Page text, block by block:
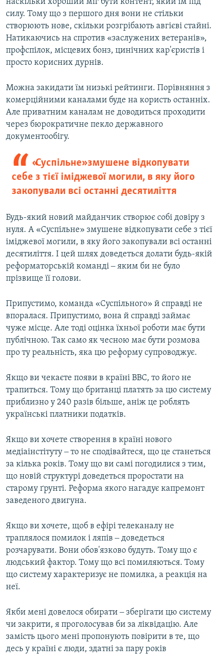
наскільки хороший міг бути контент, який їм під
силу. Тому що з першого дня вони не стільки
створюють нове, скільки розгрібають авгієві стайні.
Натикаючись на спротив «заслужених ветеранів»,
профспілок, місцевих бонз, цинічних кар'єристів і
просто корисних дурнів.
Можна закидати їм низькі рейтинги. Порівняння з
комерційними каналами буде на користь останніх.
Але приватним каналам не доводиться проходити
через бюрократичне пекло державного
документообігу.
«Суспiльне» змушене відкопувати
себе з тієї іміджевої могили, в яку його
закопували всі останні десятиліття
Будь-який новий майданчик створює собі довіру з
нуля. А «Суспiльне» змушене відкопувати себе з тієї
іміджевої могили, в яку його закопували всі останні
десятиліття. І цей шлях доведеться долати будь-якій
реформаторській команді ‒ яким би не було
прізвище її голови.
Припустимо, команда «Суспiльного» й справді не
впоралася. Припустимо, вона й справді займає
чуже місце. Але тоді оцінка їхньої роботи має бути
публічною. Так само як чесною має бути розмова
про ту реальність, яка цю реформу супроводжує.
Якщо ви чекаєте появи в країні ВВС, то його не
трапиться. Тому що британці платять за цю систему
приблизно у 240 разів більше, аніж це роблять
українські платники податків.
Якщо ви хочете створення в країні нового
медіаінстітуту ‒ то не сподівайтеся, що це станеться
за кілька років. Тому що ви самі погодилися з тим,
що новій структурі доведеться проростати на
старому ґрунті. Реформа якого нагадує капремонт
заведеного двигуна.
Якщо ви хочете, щоб в ефірі телеканалу не
траплялося помилок і ляпів ‒ доведеться
розчарувати. Вони обов'язково будуть. Тому що є
людський фактор. Тому що всі помиляються. Тому
що систему характеризує не помилка, а реакція на
неї.
Якби мені довелося обирати ‒ зберігати цю систему
чи закрити, я проголосував би за ліквідацію. Але
замість цього мені пропонують повірити в те, що
десь у країні є люди, здатні за пару років